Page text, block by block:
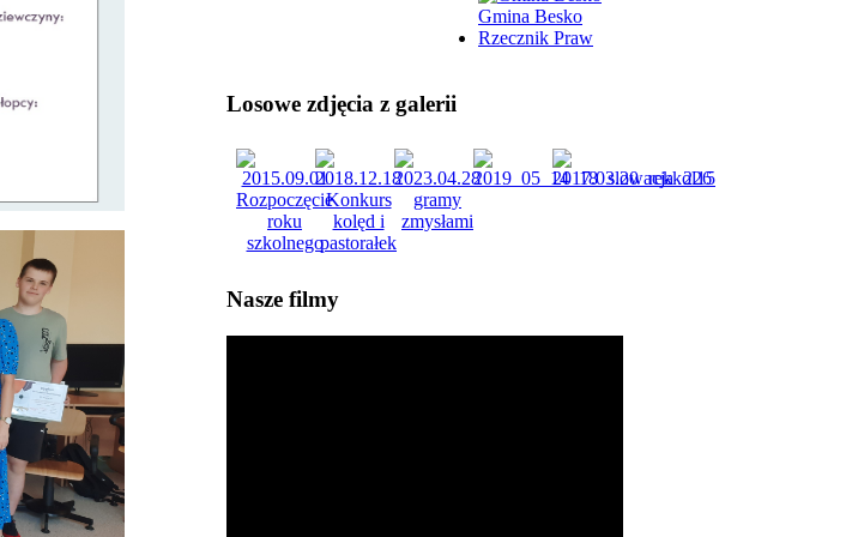
Gmina Besko
Rzecznik Praw
Losowe zdjęcia z galerii
Nasze filmy